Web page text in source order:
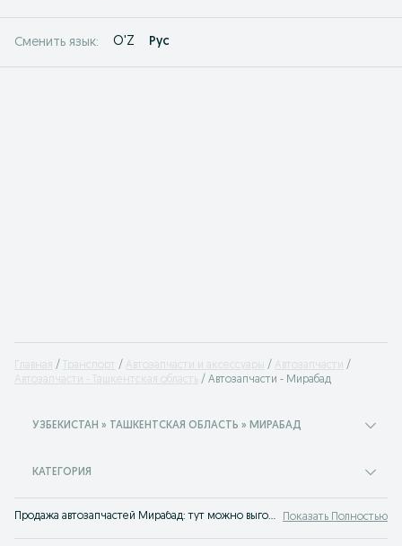
Сменить язык: O'Z Рус
Главная Транспорт Автозапчасти и аксессуары
Автозапчасти
Автозапчасти - Ташкентская область
Автозапчасти - Мирабад
УЗБЕКИСТАН » ТАШКЕНТСКАЯ ОБЛАСТЬ » МИРАБАД
КАТЕГОРИЯ
Продажа автозапчастей Мирабад: тут можно выгодно продать или купить запчасти для авто. Объявления на сервисе OLX.uz Мирабад - быстрая покупка запчастей на машину! Показать Полностью